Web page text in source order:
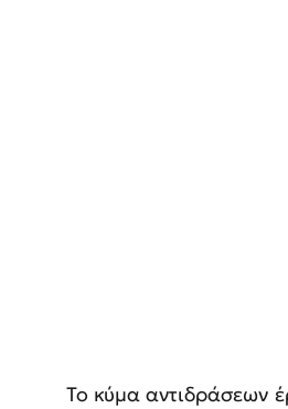
Το κύμα αντιδράσεων